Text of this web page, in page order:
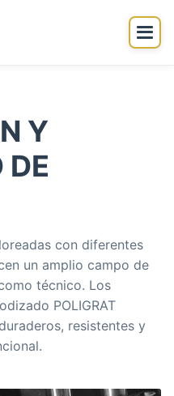
Y
con diferentes
un amplio campo de
técnico. Los
POLIGRAT
resistentes y